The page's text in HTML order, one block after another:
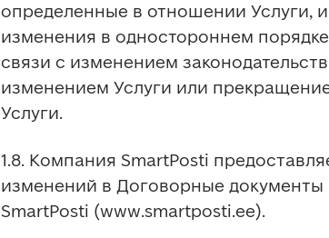
определенные в отношении Услуги,
изменения в одностороннем
связи с изменением
изменением Услуги или
Услуги.
1.8. Компания SmartPosti
изменений в Договорные документы
SmartPosti (www.smartposti.ee).